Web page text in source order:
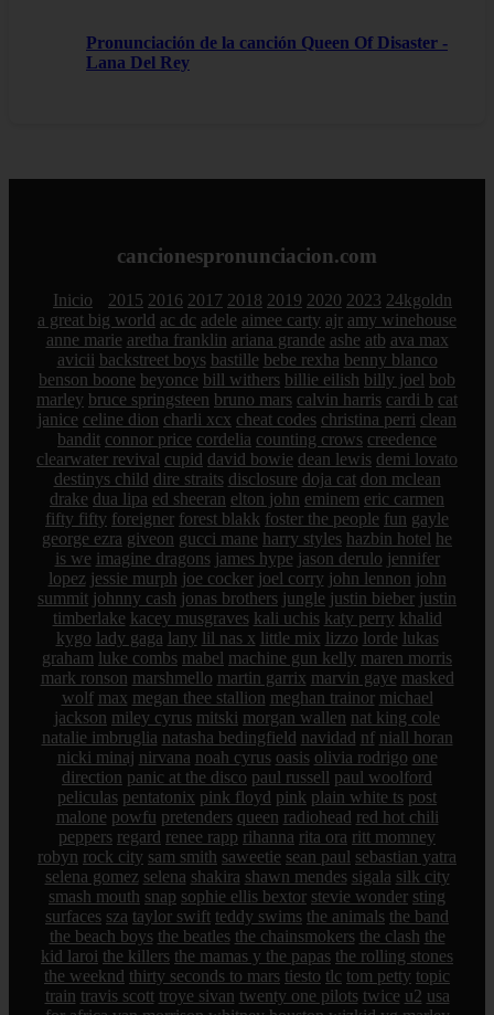
Pronunciación de la canción Queen Of Disaster -
Lana Del Rey
cancionespronunciacion.com
Inicio 2015 2016 2017 2018 2019 2020 2023 24kgoldn
a great big world ac dc adele aimee carty ajr amy winehouse
anne marie aretha franklin ariana grande ashe atb ava max
avicii backstreet boys bastille bebe rexha benny blanco
benson boone beyonce bill withers billie eilish billy joel bob
marley bruce springsteen bruno mars calvin harris cardi b cat
janice celine dion charli xcx cheat codes christina perri clean
bandit connor price cordelia counting crows creedence
clearwater revival cupid david bowie dean lewis demi lovato
destinys child dire straits disclosure doja cat don mclean
drake dua lipa ed sheeran elton john eminem eric carmen
fifty fifty foreigner forest blakk foster the people fun gayle
george ezra giveon gucci mane harry styles hazbin hotel he
is we imagine dragons james hype jason derulo jennifer
lopez jessie murph joe cocker joel corry john lennon john
summit johnny cash jonas brothers jungle justin bieber justin
timberlake kacey musgraves kali uchis katy perry khalid
kygo lady gaga lany lil nas x little mix lizzo lorde lukas
graham luke combs mabel machine gun kelly maren morris
mark ronson marshmello martin garrix marvin gaye masked
wolf max megan thee stallion meghan trainor michael
jackson miley cyrus mitski morgan wallen nat king cole
natalie imbruglia natasha bedingfield navidad nf niall horan
nicki minaj nirvana noah cyrus oasis olivia rodrigo one
direction panic at the disco paul russell paul woolford
peliculas pentatonix pink floyd pink plain white ts post
malone powfu pretenders queen radiohead red hot chili
peppers regard renee rapp rihanna rita ora ritt momney
robyn rock city sam smith saweetie sean paul sebastian yatra
selena gomez selena shakira shawn mendes sigala silk city
smash mouth snap sophie ellis bextor stevie wonder sting
surfaces sza taylor swift teddy swims the animals the band
the beach boys the beatles the chainsmokers the clash the
kid laroi the killers the mamas y the papas the rolling stones
the weeknd thirty seconds to mars tiesto tlc tom petty topic
train travis scott troye sivan twenty one pilots twice u2 usa